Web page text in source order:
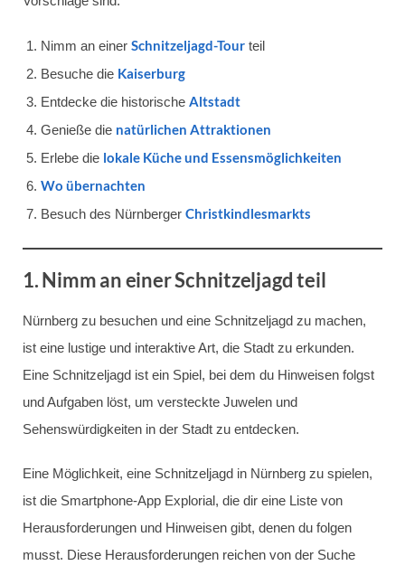
Nimm an einer Schnitzeljagd-Tour teil
Besuche die Kaiserburg
Entdecke die historische Altstadt
Genieße die natürlichen Attraktionen
Erlebe die lokale Küche und Essensmöglichkeiten
Wo übernachten
Besuch des Nürnberger Christkindlesmarkts
1. Nimm an einer Schnitzeljagd teil
Nürnberg zu besuchen und eine Schnitzeljagd zu machen,
ist eine lustige und interaktive Art, die Stadt zu erkunden.
Eine Schnitzeljagd ist ein Spiel, bei dem du Hinweisen folgst
und Aufgaben löst, um versteckte Juwelen und
Sehenswürdigkeiten in der Stadt zu entdecken.
Eine Möglichkeit, eine Schnitzeljagd in Nürnberg zu spielen,
ist die Smartphone-App Explorial, die dir eine Liste von
Herausforderungen und Hinweisen gibt, denen du folgen
musst. Diese Herausforderungen reichen von der Suche